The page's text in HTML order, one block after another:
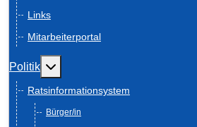
Links
Mitarbeiterportal
Politik Weitere Informationen: Politik
Ratsinformationsystem
Bürger/in